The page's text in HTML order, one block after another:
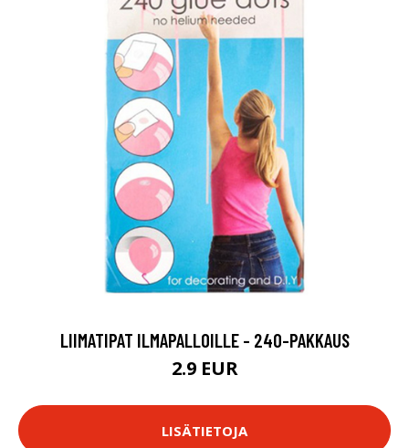
LIIMATIPAT ILMAPALLOILLE - 240-PAKKAUS
2.9 EUR
LISÄTIETOJA